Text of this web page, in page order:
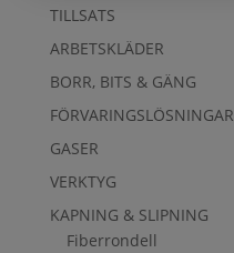
TILLSATS
ARBETSKLÄDER
BORR, BITS & GÄNG
FÖRVARINGSLÖSNINGAR
GASER
VERKTYG
KAPNING & SLIPNING
Fiberrondell